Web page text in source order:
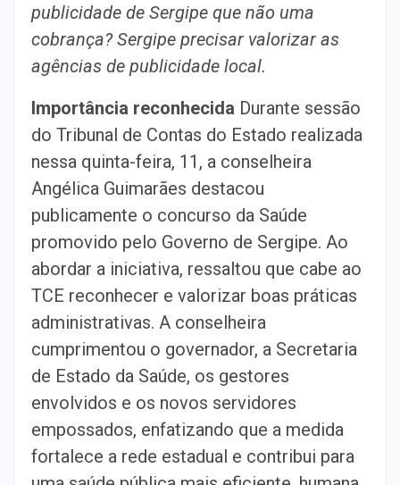
publicidade de Sergipe que não uma
cobrança? Sergipe precisar valorizar as
agências de publicidade local.
Importância reconhecida Durante sessão
do Tribunal de Contas do Estado realizada
nessa quinta-feira, 11, a conselheira
Angélica Guimarães destacou
publicamente o concurso da Saúde
promovido pelo Governo de Sergipe. Ao
abordar a iniciativa, ressaltou que cabe ao
TCE reconhecer e valorizar boas práticas
administrativas. A conselheira
cumprimentou o governador, a Secretaria
de Estado da Saúde, os gestores
envolvidos e os novos servidores
empossados, enfatizando que a medida
fortalece a rede estadual e contribui para